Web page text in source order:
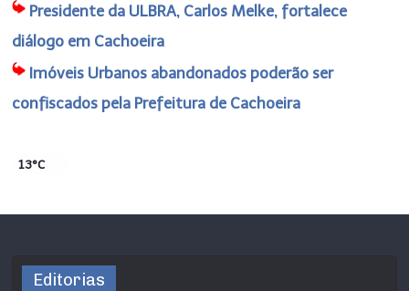
Presidente da ULBRA, Carlos Melke, fortalece
diálogo em Cachoeira
Imóveis Urbanos abandonados poderão ser
confiscados pela Prefeitura de Cachoeira
13°C
Editorias